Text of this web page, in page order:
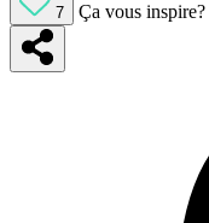
7 Ça vous inspire?